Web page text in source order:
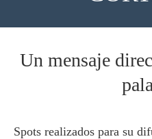
Un mensaje
Spots realizados para su